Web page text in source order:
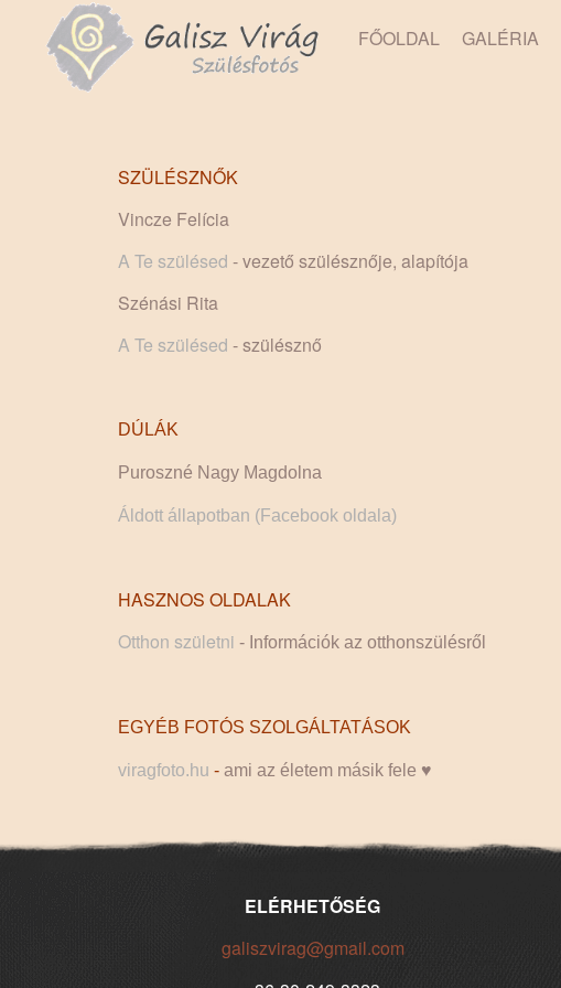
FŐOLDAL GALÉRIA
SZÜLÉSZNŐK
Vincze Felícia
A Te szülésed - vezető szülésznője, alapítója
Szénási Rita
A Te szülésed - szülésznő
DÚLÁK
Puroszné Nagy Magdolna
Áldott állapotban (Facebook oldala)
HASZNOS OLDALAK
Otthon születni - Információk az otthonszülésről
EGYÉB FOTÓS SZOLGÁLTATÁSOK
viragfoto.hu - ami az életem másik fele ♥
ELÉRHETŐSÉG
galiszvirag@gmail.com